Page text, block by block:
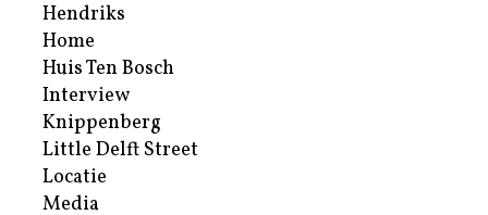
Hendriks
Home
Huis Ten Bosch
Interview
Knippenberg
Little Delft Street
Locatie
Media